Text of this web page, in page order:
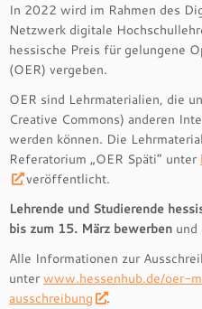
In 2022 wird im Rahmen des
Netzwerk digitale
hessische Preis für gelungene
(OER) vergeben.
OER sind Lehrmaterialien, die
Creative Commons) anderen
werden können. Die
Referatorium „OER Späti“ unter
veröffentlicht.
Lehrende und Studierende
bis zum 15. März bewerben und
Alle Informationen zur
unterwww.hessenhub.de/oer-
ausschreibung
.